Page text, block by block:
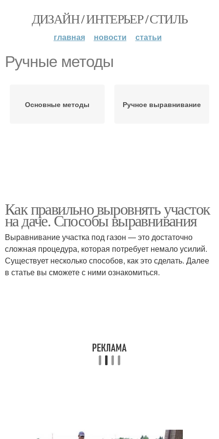
ДИЗАЙН / ИНТЕРЬЕР / СТИЛЬ
главная новости статьи
Ручные методы
Основные методы Ручное выравнивание
Как правильно выровнять участок
на даче. Способы выравнивания
Выравнивание участка под газон — это достаточно
сложная процедура, которая потребует немало усилий.
Существует несколько способов, как это сделать. Далее
в статье вы сможете с ними ознакомиться.